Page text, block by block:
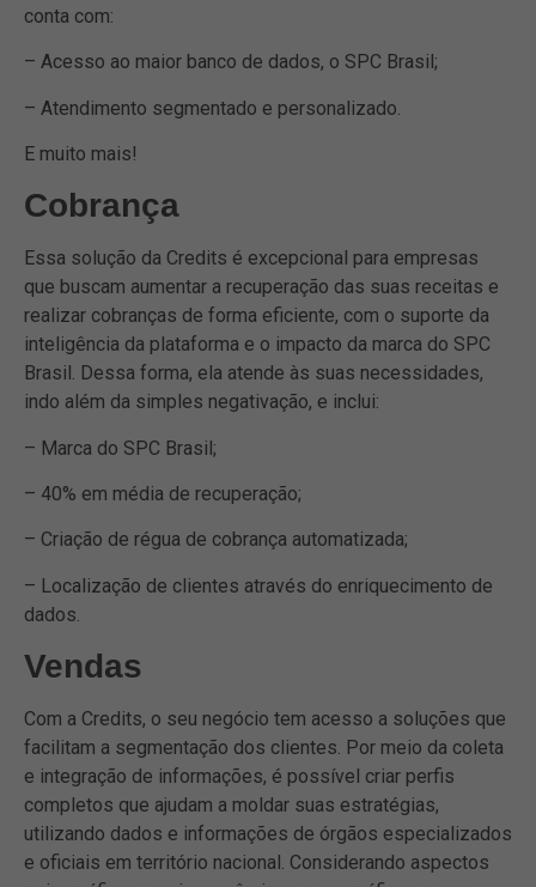
conta com:
– Acesso ao maior banco de dados, o SPC Brasil;
– Atendimento segmentado e personalizado.
E muito mais!
Cobrança
Essa solução da Credits é excepcional para empresas
que buscam aumentar a recuperação das suas receitas e
realizar cobranças de forma eficiente, com o suporte da
inteligência da plataforma e o impacto da marca do SPC
Brasil. Dessa forma, ela atende às suas necessidades,
indo além da simples negativação, e inclui:
– Marca do SPC Brasil;
– 40% em média de recuperação;
– Criação de régua de cobrança automatizada;
– Localização de clientes através do enriquecimento de
dados.
Vendas
Com a Credits, o seu negócio tem acesso a soluções que
facilitam a segmentação dos clientes. Por meio da coleta
e integração de informações, é possível criar perfis
completos que ajudam a moldar suas estratégias,
utilizando dados e informações de órgãos especializados
e oficiais em território nacional. Considerando aspectos